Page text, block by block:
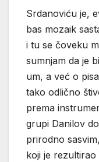
Srdanoviću je,
bas mozaik
i tu se čoveku
sumnjam da je
um, a već o
tako odlično
prema
grupi Danilov
prirodno
koji je